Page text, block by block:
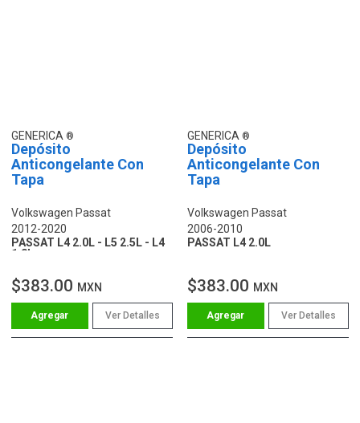
GENERICA
Depósito
Anticongelante Con
Tapa
Volkswagen Passat
2012-2020
PASSAT L4 2.0L - L5 2.5L - L4
1.8L
$383.00 MXN
Ver Detalles
GENERICA
Depósito
Anticongelante Con
Tapa
Volkswagen Passat
2006-2010
PASSAT L4 2.0L
$383.00 MXN
Ver Detalles